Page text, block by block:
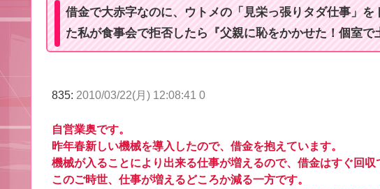
借金で大赤字なのに、ウトメの「見栄っ張りタダ仕事」
た私が食事会で拒否したら『父親に恥をかかせた！個室
835: 2010/03/22(月) 12:08:41 0
自営業奥です。
昨年春新しい機械を導入したので、借金を抱えています。
機械が入ることにより出来る仕事が増えるので、借金はすぐ回収
このご時世、仕事が増えるどころか減る一方です。